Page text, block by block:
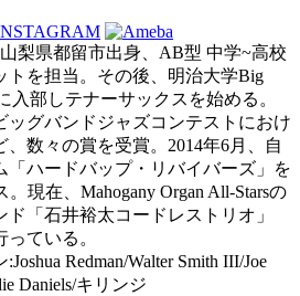
梨県都留市出身、AB型 中学~高校
トを担当。その後、明治大学Big
入部しテナーサックスを始める。
ッグバンドジャズコンテストにおけ
数々の賞を受賞。2014年6月、自
「ハードバップ・リバイバーズ」を
現在、Mahogany Organ All-Starsの
「石井裕太コードレストリオ」
ている。
Redman/Walter Smith III/Joe
Daniels/キリンジ